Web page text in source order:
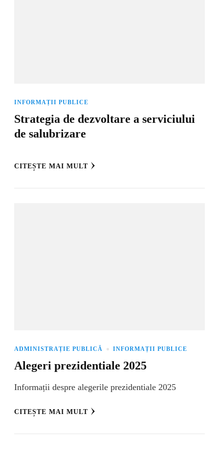
INFORMAȚII PUBLICE
Strategia de dezvoltare a serviciului
de salubrizare
CITEȘTE MAI MULT
ADMINISTRAȚIE PUBLICĂ INFORMAȚII PUBLICE
Alegeri prezidentiale 2025
Informații despre alegerile prezidentiale 2025
CITEȘTE MAI MULT